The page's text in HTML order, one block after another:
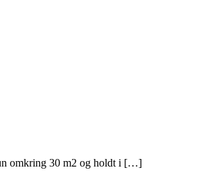
omkring 30 m2 og holdt i […]